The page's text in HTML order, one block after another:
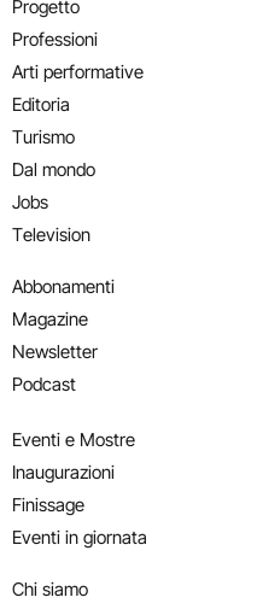
Progetto
Professioni
Arti performative
Editoria
Turismo
Dal mondo
Jobs
Television
Abbonamenti
Magazine
Newsletter
Podcast
Eventi e Mostre
Inaugurazioni
Finissage
Eventi in giornata
Chi siamo